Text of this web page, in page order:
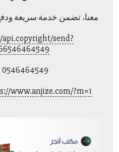
معنا، تضمن خدمة سريعة
send?
واتس اب ‎0546464549
www.anjize.com/?m=1